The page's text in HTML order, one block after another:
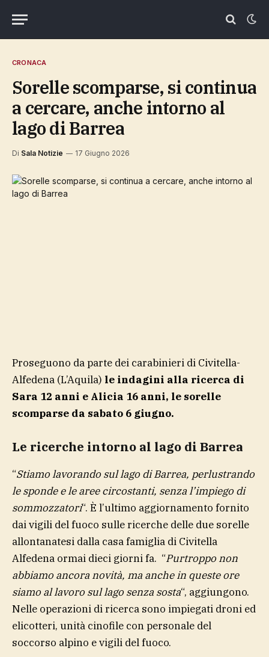
CRONACA
Sorelle scomparse, si continua
a cercare, anche intorno al
lago di Barrea
Di Sala Notizie 17 Giugno 2026
Proseguono da parte dei carabinieri di Civitella-
Alfedena (L’Aquila) le indagini alla ricerca di
Sara 12 anni e Alicia 16 anni, le sorelle
scomparse da sabato 6 giugno.
Le ricerche intorno al lago di Barrea
“Stiamo lavorando sul lago di Barrea, perlustrando
le sponde e le aree circostanti, senza l’impiego di
sommozzatori“. È l’ultimo aggiornamento fornito
dai vigili del fuoco sulle ricerche delle due sorelle
allontanatesi dalla casa famiglia di Civitella
Alfedena ormai dieci giorni fa. “Purtroppo non
abbiamo ancora novità, ma anche in queste ore
siamo al lavoro sul lago senza sosta“, aggiungono.
Nelle operazioni di ricerca sono impiegati droni ed
elicotteri, unità cinofile con personale del
soccorso alpino e vigili del fuoco.